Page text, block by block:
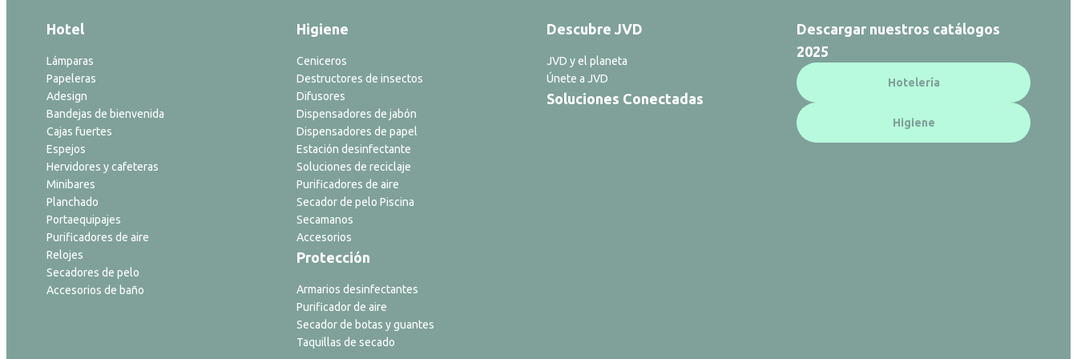
Hotel
Lámparas
Papeleras
Adesign
Bandejas de bienvenida
Cajas fuertes
Espejos
Hervidores y cafeteras
Minibares
Planchado
Portaequipajes
Purificadores de aire
Relojes
Secadores de pelo
Accesorios de baño
Higiene
Ceniceros
Destructores de insectos
Difusores
Dispensadores de jabón
Dispensadores de papel
Estación desinfectante
Soluciones de reciclaje
Purificadores de aire
Secador de pelo Piscina
Secamanos
Accesorios
Protección
Armarios desinfectantes
Purificador de aire
Secador de botas y guantes
Taquillas de secado
Descubre JVD
JVD y el planeta
Únete a JVD
Soluciones Conectadas
Descargar nuestros catálogos
2025
Hotelería
Higiene